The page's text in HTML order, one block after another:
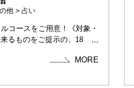
他 > 占い
コースをご用意！《対象・
るものをご提示の、18
MORE